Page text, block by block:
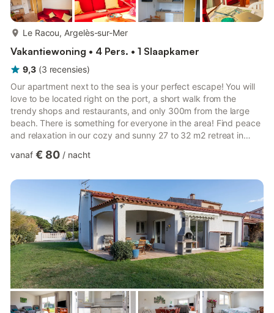
Le Racou, Argelès-sur-Mer
Vakantiewoning • 4 Pers. • 1 Slaapkamer
9,3 (3 recensies)
Our apartment next to the sea is your perfect escape! You will
love to be located right on the port, a short walk from the
trendy shops and restaurants, and only 300m from the large
beach. There is something for everyone in the area! Find peace
and relaxation in our cozy and sunny 27 to 32 m2 retreat in
resorts in Southern France! The charming town centre is only a
restaurants are a mere 50m away. The diverse array of water
activities will keep you entertained, while th...
vanaf € 80 / nacht